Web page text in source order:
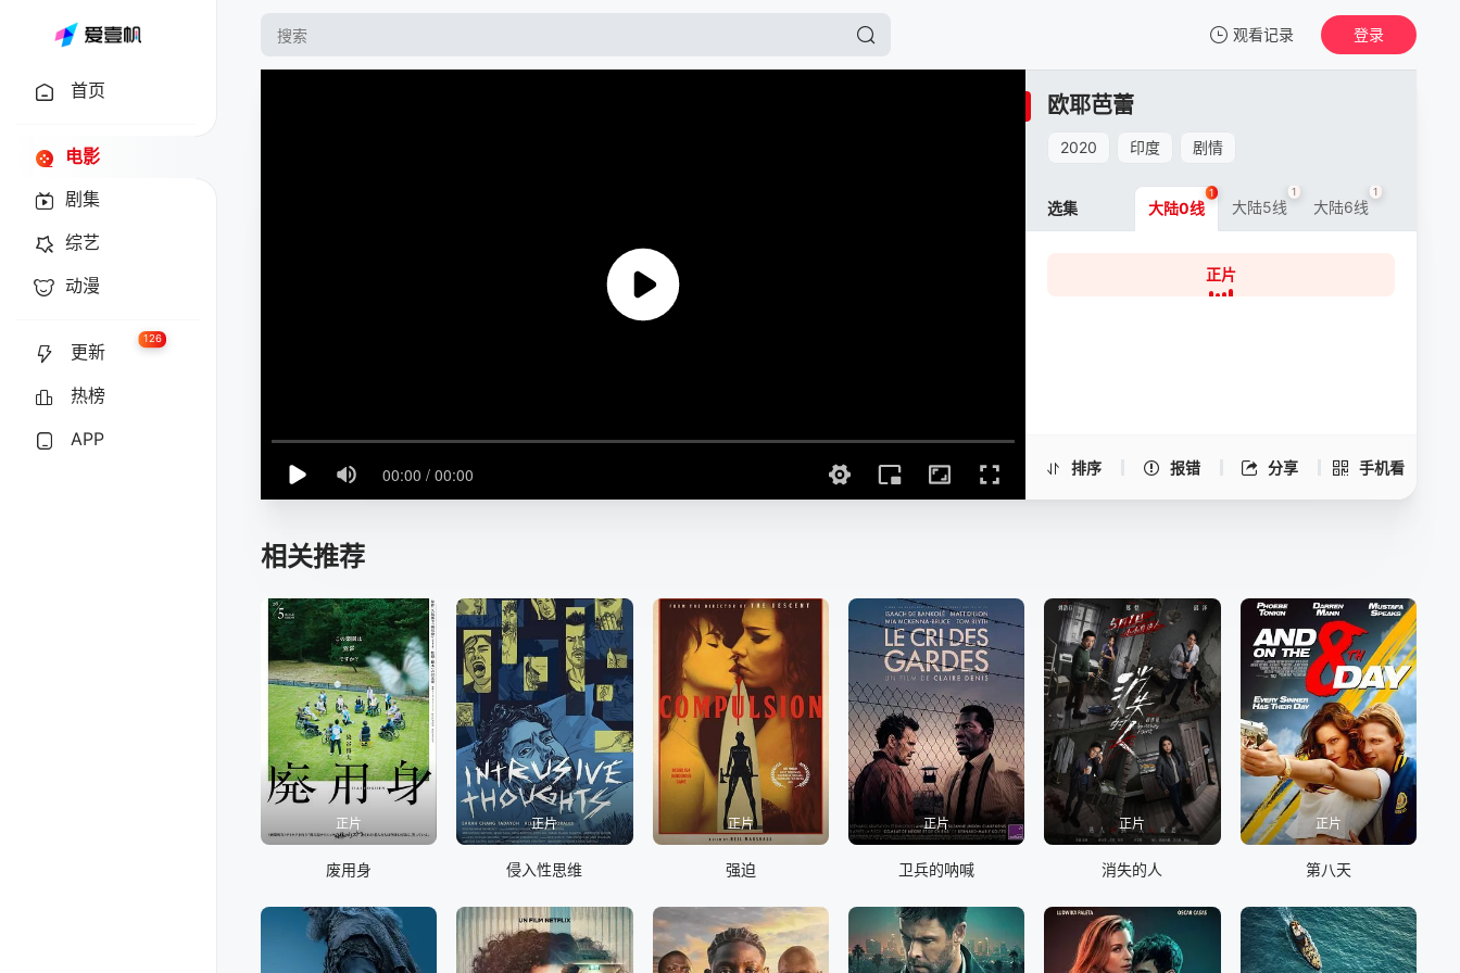
观看记录
我的观影记录
登录
首页
电影
剧集
综艺
动漫
更新
126
热榜
APP
欧耶芭蕾
2020 印度 剧情
排序 报错 分享 手机看
欧耶芭蕾 -正片
选集 大陆0线
1
大陆5线
1
大陆6线
1
正片
相关推荐
正片
废用身
正片
侵入性思维
正片
强迫
正片
卫兵的呐喊
正片
消失的人
正片
第八天